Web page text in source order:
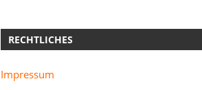
RECHTLICHES
Impressum